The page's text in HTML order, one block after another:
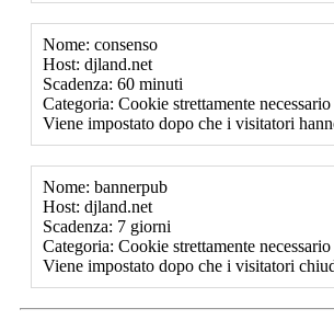
Nome: consenso
Host: djland.net
Scadenza: 60 minuti
Categoria: Cookie strettamente necessario
Viene impostato dopo che i visitatori
Nome: bannerpub
Host: djland.net
Scadenza: 7 giorni
Categoria: Cookie strettamente necessario
Viene impostato dopo che i visitatori